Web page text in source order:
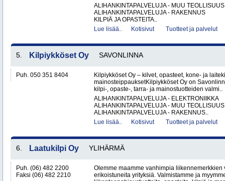
ALIHANKINTAPALVELUJA - MUU TEOLLISUUS
ALIHANKINTAPALVELUJA - RAKENNUS
KILPIÄ JA OPASTEITA..
Lue lisää..
Kotisivut Tuotteet ja palvelut
5. Kilpiykköset Oy SAVONLINNA
Puh. 050 351 8404
Kilpiykköset Oy – kilvet, opasteet, kone- ja
mainosteippauksetKilpiykköset Oy on
kilpi-, opaste-, tarra- ja mainostuotteiden valmi..
ALIHANKINTAPALVELUJA - ELEKTRONIIKKA
ALIHANKINTAPALVELUJA - MUU TEOLLISUUS
ALIHANKINTAPALVELUJA - RAKENNUS..
Lue lisää..
Kotisivut Tuotteet ja palvelut
6. Laatukilpi Oy YLIHÄRMÄ
Puh. (06) 482 2200
Faksi (06) 482 2210
Olemme maamme vanhimpia liikennemerkkien
erikoistuneita yrityksiä. Valmistamme ja